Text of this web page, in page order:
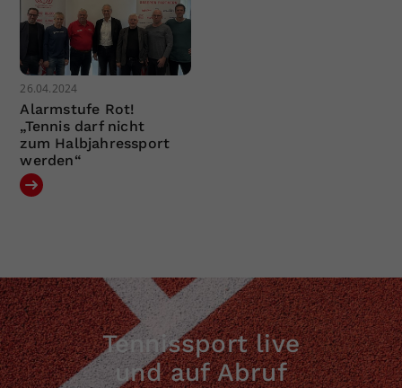
26.04.2024
Alarmstufe Rot!
„Tennis darf nicht
zum Halbjahressport
werden“
Tennissport live
und auf Abruf